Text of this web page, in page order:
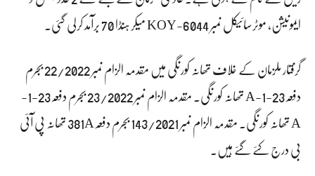
ایمونیشن، موٹرسائیکل نمبر KOY-6044 میکر ہنڈا 70 برآمد کرلی گئی۔
گرفتار ملزمان کے خلاف تھانہ کورنگی میں مقدمہ الزام نمبر 22/2022 بجرم
دفعہ23-1-A تھانہ کورنگی. مقدمہ الزام نمبر 23/2022 بجرم دفعہ23-1-
A تھانہ کورنگی. مقدمہ الزام نمبر 143/2021 بجرم دفعہ381A تھانہ پی آئی
بی درج کئے گئے ہیں۔